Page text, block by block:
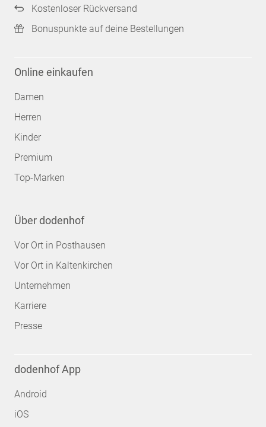
Kostenloser Rückversand
Bonuspunkte auf deine Bestellungen
Online einkaufen
Damen
Herren
Kinder
Premium
Top-Marken
Über dodenhof
Vor Ort in Posthausen
Vor Ort in Kaltenkirchen
Unternehmen
Karriere
Presse
dodenhof App
Android
iOS